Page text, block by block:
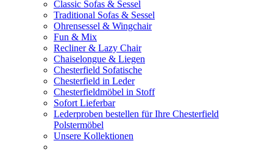
Classic Sofas & Sessel
Traditional Sofas & Sessel
Ohrensessel & Wingchair
Fun & Mix
Recliner & Lazy Chair
Chaiselongue & Liegen
Chesterfield Sofatische
Chesterfield in Leder
Chesterfieldmöbel in Stoff
Sofort Lieferbar
Lederproben bestellen für Ihre Chesterfield
Polstermöbel
Unsere Kollektionen